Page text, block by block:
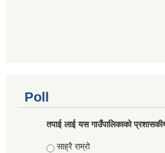
Poll
तपाई लाई यस गाउँपालिकाको
Choices
साह्रै राम्रो